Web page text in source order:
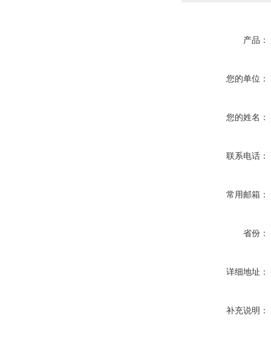
产品：
您的单位：
您的姓名：
联系电话：
常用邮箱：
省份：
详细地址：
补充说明：